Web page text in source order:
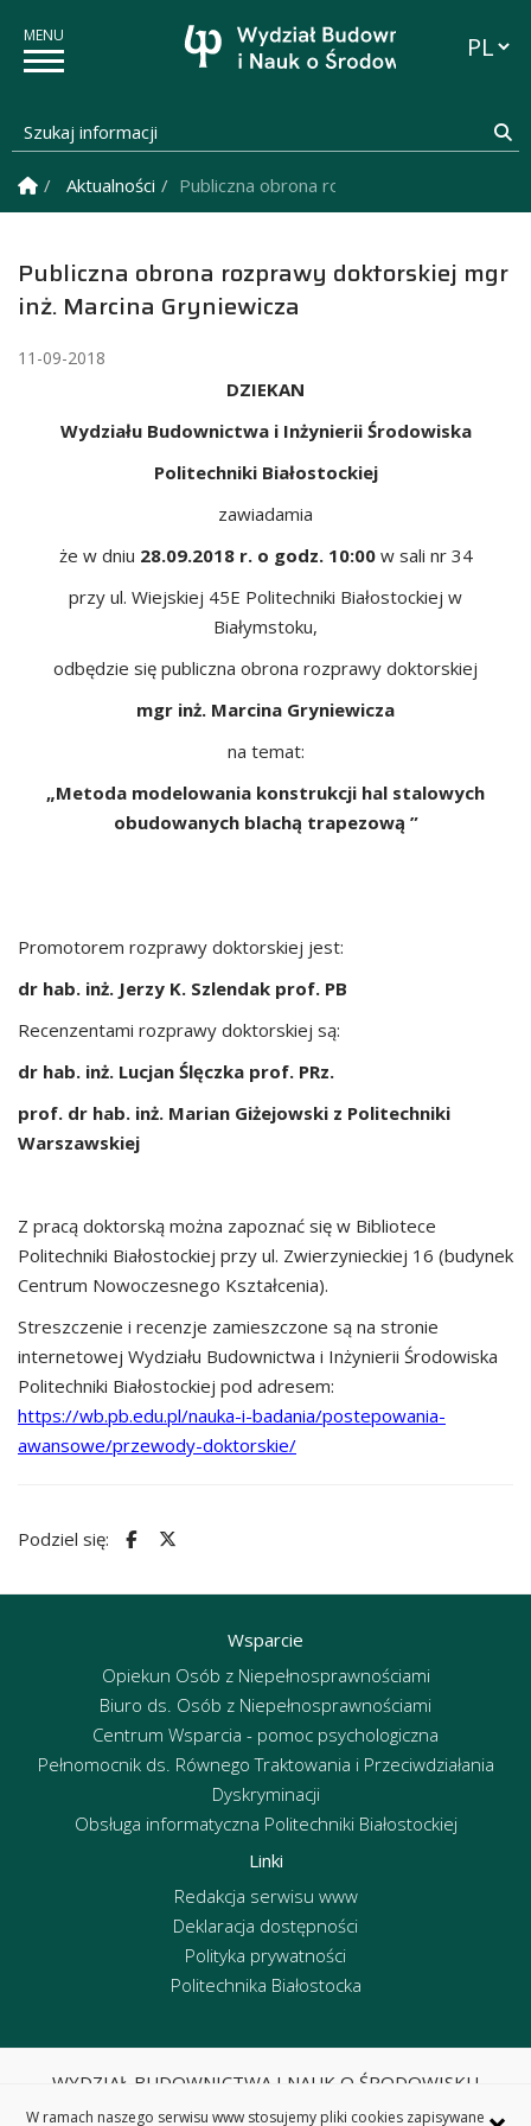
Szukaj informacji
Strona Główna
Aktualności Publiczna obrona rozprawy doktorskiej
Publiczna obrona rozprawy doktorskiej mgr
inż. Marcina Gryniewicza
11-09-2018
DZIEKAN
Wydziału Budownictwa i Inżynierii Środowiska
Politechniki Białostockiej
zawiadamia
że w dniu 28.09.2018 r. o godz. 10:00w sali nr 34
przy ul. Wiejskiej 45E Politechniki Białostockiej w
Białymstoku,
odbędzie się publiczna obrona rozprawy doktorskiej
mgr inż. Marcina Gryniewicza
na temat:
„Metoda modelowania konstrukcji hal stalowych
obudowanych blachą trapezową ”
Promotorem rozprawy doktorskiej jest:
dr hab. inż. Jerzy K. Szlendak prof. PB
Recenzentami rozprawy doktorskiej są:
dr hab. inż. Lucjan Ślęczka prof. PRz.
prof. dr hab. inż. Marian Giżejowski z Politechniki
Warszawskiej
Z pracą doktorską można zapoznać się w Bibliotece
Politechniki Białostockiej przy ul. Zwierzynieckiej 16 (budynek
Centrum Nowoczesnego Kształcenia).
Streszczenie i recenzje zamieszczone są na stronie
internetowej Wydziału Budownictwa i Inżynierii Środowiska
Politechniki Białostockiej pod adresem:
https://wb.pb.edu.pl/nauka-i-badania/postepowania-
awansowe/przewody-doktorskie/
Podziel się:
Wsparcie
Opiekun Osób z Niepełnosprawnościami
Biuro ds. Osób z Niepełnosprawnościami
Centrum Wsparcia - pomoc psychologiczna
Pełnomocnik ds. Równego Traktowania i Przeciwdziałania
Dyskryminacji
Obsługa informatyczna Politechniki Białostockiej
Linki
Redakcja serwisu www
Deklaracja dostępności
Polityka prywatności
Politechnika Białostocka
WYDZIAŁ BUDOWNICTWA I NAUK O ŚRODOWISKU
W ramach naszego serwisu www stosujemy pliki cookies zapisywane